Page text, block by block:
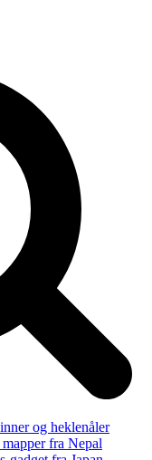
og heklenåler
fra Nepal